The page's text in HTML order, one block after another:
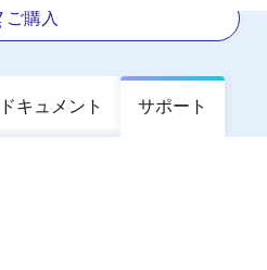
ご購入
ドキュメント サポート